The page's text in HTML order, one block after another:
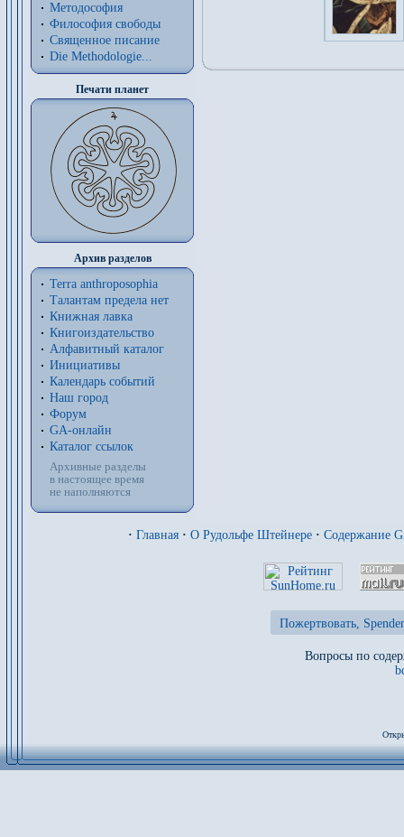
Методософия
Философия cвободы
Священное писание
Die Methodologie...
Печати планет
Архив разделов
Terra anthroposophia
Талантам предела нет
Книжная лавка
Книгоиздательство
Алфавитный каталог
Инициативы
Календарь событий
Наш город
Форум
GA-онлайн
Каталог ссылок
Архивные разделы
в настоящее время
не наполняются
· Главная · О Рудольфе Штейнере · Содержание
Пожертвовать,
Вопросы по